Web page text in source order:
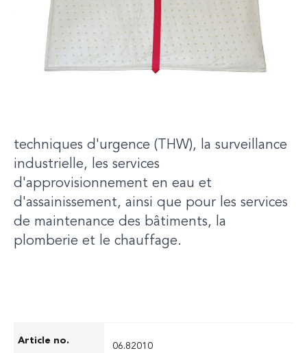
WKS 50
Le coussin de protection contre l'eau WKS
techniques d'urgence (THW), la surveillance
industrielle, les services
d'approvisionnement en eau et
d'assainissement, ainsi que pour les services
de maintenance des bâtiments, la
plomberie et le chauffage.
06.82010